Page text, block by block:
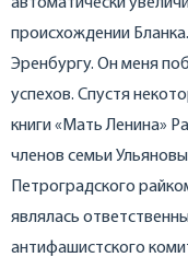
автоматически
происхождении
Эренбургу. Он меня
успехов. Спустя
книги «Мать Ленина»
членов семьи
Петроградского
являлась
антифашистского